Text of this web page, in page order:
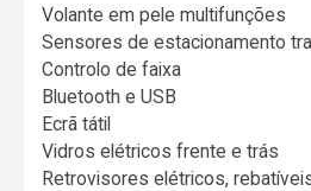
Volante em pele multifunções
Sensores de estacionamento
Controlo de faixa
Bluetooth e USB
Ecrã tátil
Vidros elétricos frente e trás
Retrovisores elétricos,